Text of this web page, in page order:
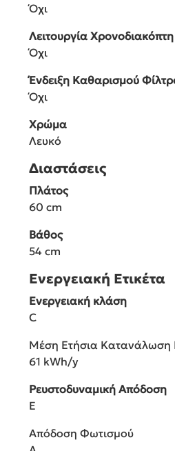
Όχι
Λειτουργία Χρονοδιακόπτη
Όχι
Ένδειξη Καθαρισμού
Όχι
Χρώμα
Λευκό
Διαστάσεις
Πλάτος
60 cm
Βάθος
54 cm
Ενεργειακή Ετικέτα
Ενεργειακή κλάση
C
Μέση Ετήσια Κατανάλωση
61 kWh/y
Ρευστοδυναμική Απόδοση
E
Απόδοση Φωτισμού